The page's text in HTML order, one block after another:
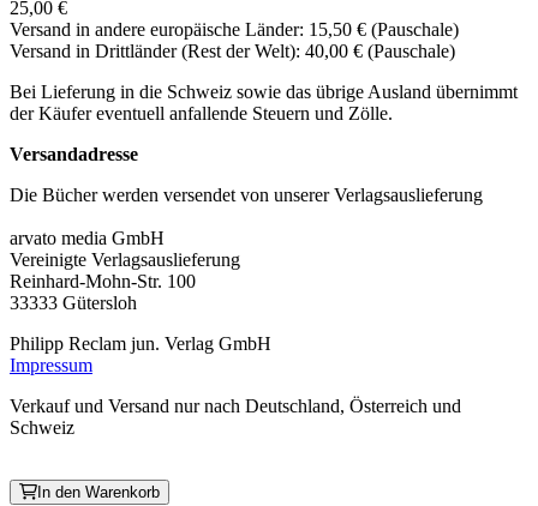
25,00 €
Versand in andere europäische Länder: 15,50 € (Pauschale)
Versand in Drittländer (Rest der Welt): 40,00 € (Pauschale)
Bei Lieferung in die Schweiz sowie das übrige Ausland übernimmt
der Käufer eventuell anfallende Steuern und Zölle.
Versandadresse
Die Bücher werden versendet von unserer Verlagsauslieferung
arvato media GmbH
Vereinigte Verlagsauslieferung
Reinhard-Mohn-Str. 100
33333 Gütersloh
Philipp Reclam jun. Verlag GmbH
Impressum
Verkauf und Versand nur nach Deutschland, Österreich und
Schweiz
In den Warenkorb